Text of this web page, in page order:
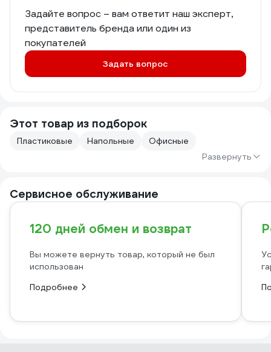
Задайте вопрос – вам ответит наш эксперт,
представитель бренда или один из
покупателей
Задать вопрос
Этот товар из подборок
Пластиковые Напольные
Офисные
Развернуть
Сервисное обслуживание
120 дней обмен и возврат
Вы можете вернуть товар, который не был
использован
Подробнее